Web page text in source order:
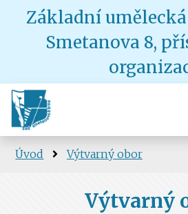
Základní
Smetanova 8,
Úvod Výtvarný obor
Výtvarný